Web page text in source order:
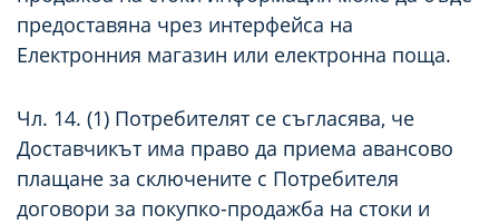
предоставяна чрез интерфейса на
Електронния магазин или електронна поща.
Чл. 14. (1) Потребителят се съгласява, че
Доставчикът има право да приема авансово
плащане за сключените с Потребителя
договори за покупко-продажба на стоки и